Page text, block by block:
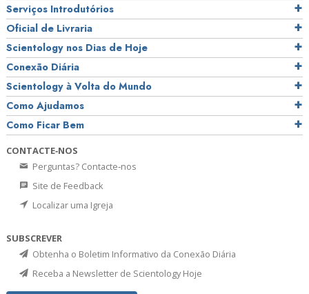
Serviços Introdutórios
Oficial de Livraria
Scientology nos Dias de Hoje
Conexão Diária
Scientology à Volta do Mundo
Como Ajudamos
Como Ficar Bem
CONTACTE‑NOS
Perguntas? Contacte‑nos
Site de Feedback
Localizar uma Igreja
SUBSCREVER
Obtenha o Boletim Informativo da Conexão Diária
Receba a Newsletter de Scientology Hoje